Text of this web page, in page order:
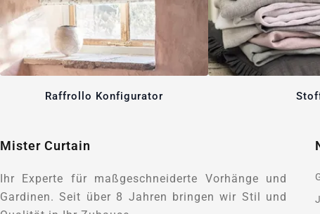
Raffrollo Konfigurator
Mister Curtain
Ihr Experte für maßgeschneiderte Vorhänge und
Gardinen. Seit über 8 Jahren bringen wir Stil und